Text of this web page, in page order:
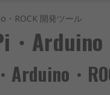
・ROCK 開発ツール
・
Arduino・